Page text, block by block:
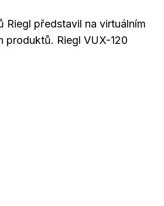
Riegl představil na virtuálním
produktů. Riegl VUX-120